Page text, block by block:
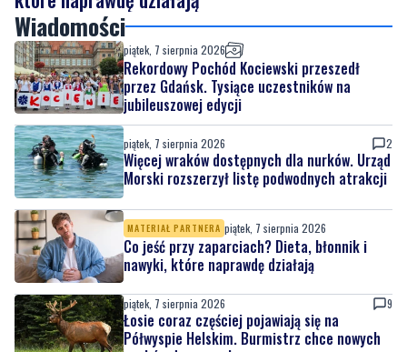
Wiadomości
piątek, 7 sierpnia 2026
Rekordowy Pochód Kociewski przeszedł
przez Gdańsk. Tysiące uczestników na
jubileuszowej edycji
piątek, 7 sierpnia 2026 2
Więcej wraków dostępnych dla nurków. Urząd
Morski rozszerzył listę podwodnych atrakcji
MATERIAŁ PARTNERA piątek, 7 sierpnia 2026
Co jeść przy zaparciach? Dieta, błonnik i
nawyki, które naprawdę działają
piątek, 7 sierpnia 2026 9
Łosie coraz częściej pojawiają się na
Półwyspie Helskim. Burmistrz chce nowych